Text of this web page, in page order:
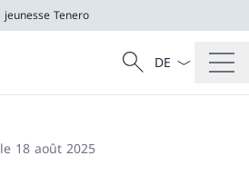
Tenero
Recherche
Recherche
La langue
18 août 2025